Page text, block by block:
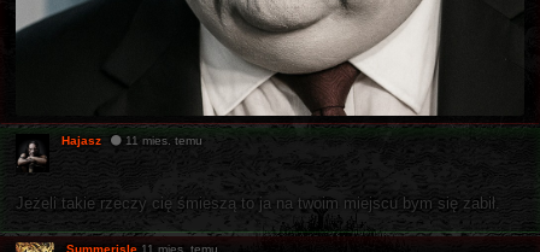
Hajasz 11 mies. temu
Jeżeli takie rzeczy cię śmieszą to ja na twoim miejscu bym się zabił.
Summerisle 11 mies. temu